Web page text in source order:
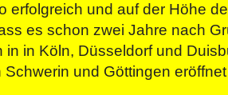
erfolgreich und auf der Höhe
es schon zwei Jahre nach
in in Köln, Düsseldorf und
Schwerin und Göttingen